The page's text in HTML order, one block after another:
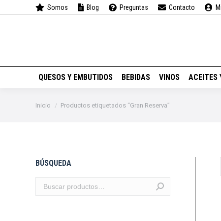
Somos Blog Preguntas Contacto
QUESOS Y EMBUTIDOS BEBIDAS VINOS ACEITES
Estás aquí:
Inicio Productos etiquetados “Gran Reserva”
BÚSQUEDA
QUESOS Y EMBUTIDOS